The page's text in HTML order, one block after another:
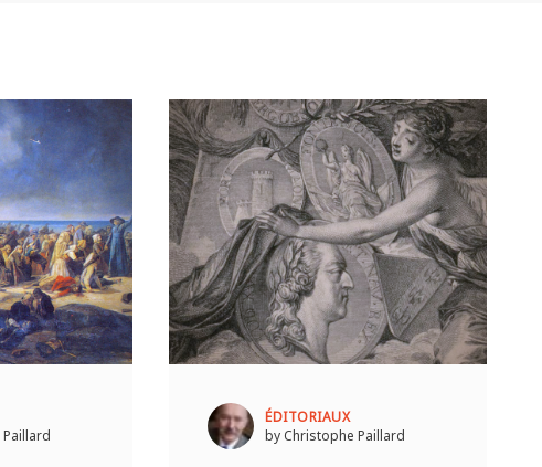
ÉDITORIAUX
by Christophe Paillard